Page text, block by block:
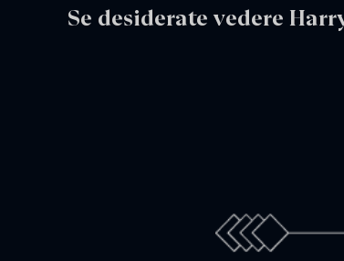
Se desiderate vedere